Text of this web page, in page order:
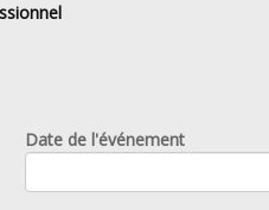
Date de l'événement